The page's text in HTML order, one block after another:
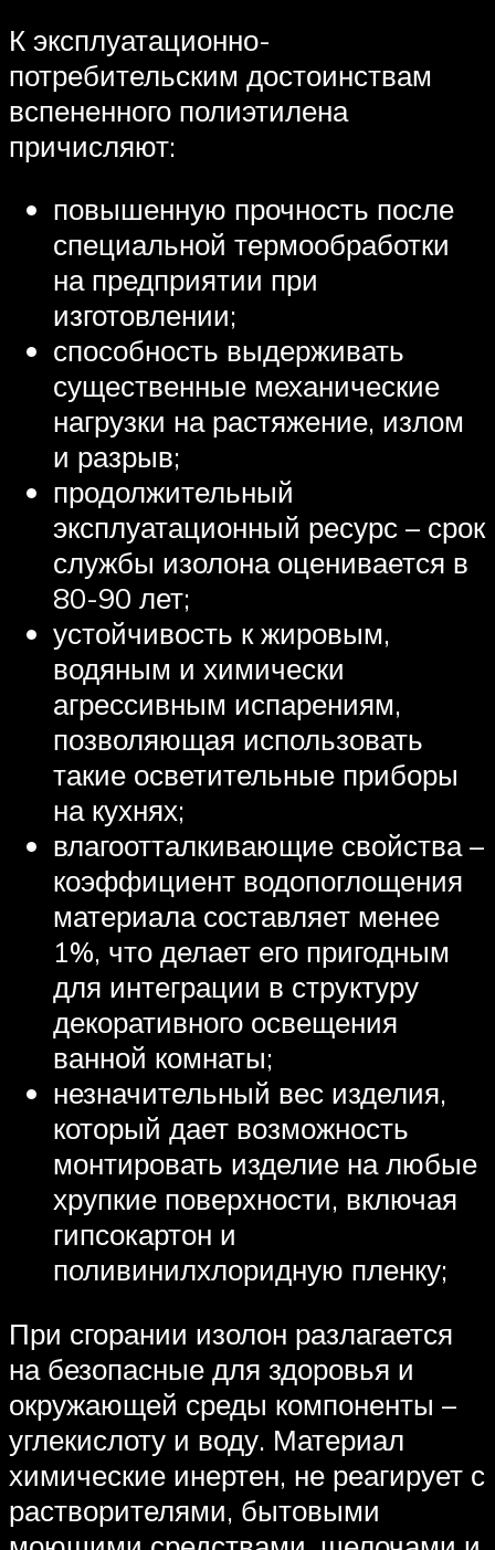
К эксплуатационно-
потребительским достоинствам
вспененного полиэтилена
причисляют:
повышенную прочность после
специальной термообработки
на предприятии при
изготовлении;
способность выдерживать
существенные механические
нагрузки на растяжение, излом
и разрыв;
продолжительный
эксплуатационный ресурс – срок
службы изолона оценивается в
80-90 лет;
устойчивость к жировым,
водяным и химически
агрессивным испарениям,
позволяющая использовать
такие осветительные приборы
на кухнях;
влагоотталкивающие свойства –
коэффициент водопоглощения
материала составляет менее
1%, что делает его пригодным
для интеграции в структуру
декоративного освещения
ванной комнаты;
незначительный вес изделия,
который дает возможность
монтировать изделие на любые
хрупкие поверхности, включая
гипсокартон и
поливинилхлоридную пленку;
При сгорании изолон разлагается
на безопасные для здоровья и
окружающей среды компоненты –
углекислоту и воду. Материал
химические инертен, не реагирует с
растворителями, бытовыми